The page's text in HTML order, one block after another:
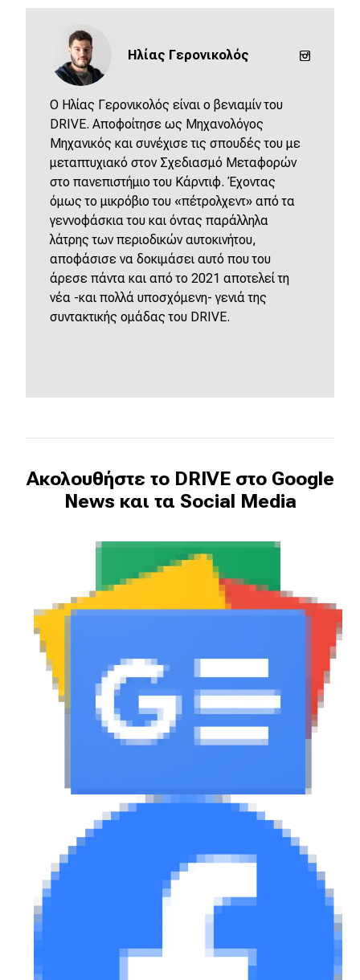
eDRIVE
DRIVE USEDΗλίας Γερονικολός
O Ηλίας Γερονικολός είναι ο βενιαμίν του
DRIVE. Αποφοίτησε ως Μηχανολόγος
Μηχανικός και συνέχισε τις σπουδές του με
μεταπτυχιακό στον Σχεδιασμό Μεταφορών
στο πανεπιστήμιο του Κάρντιφ. Έχοντας
όμως το μικρόβιο του «πέτρολχεντ» από τα
γεννοφάσκια του και όντας παράλληλα
λάτρης των περιοδικών αυτοκινήτου,
αποφάσισε να δοκιμάσει αυτό που του
άρεσε πάντα και από το 2021 αποτελεί τη
νέα -και πολλά υποσχόμενη- γενιά της
συντακτικής ομάδας του DRIVE.
Ακολουθήστε το DRIVE στο Google
News και τα Social Media